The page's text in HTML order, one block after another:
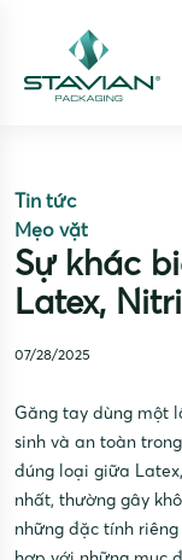
Tin tức
Mẹo vặt
Sự khác
Latex,
07/28/2025
Găng tay dùng một
sinh và an toàn
đúng loại giữa
nhất, thường gây
những đặc tính